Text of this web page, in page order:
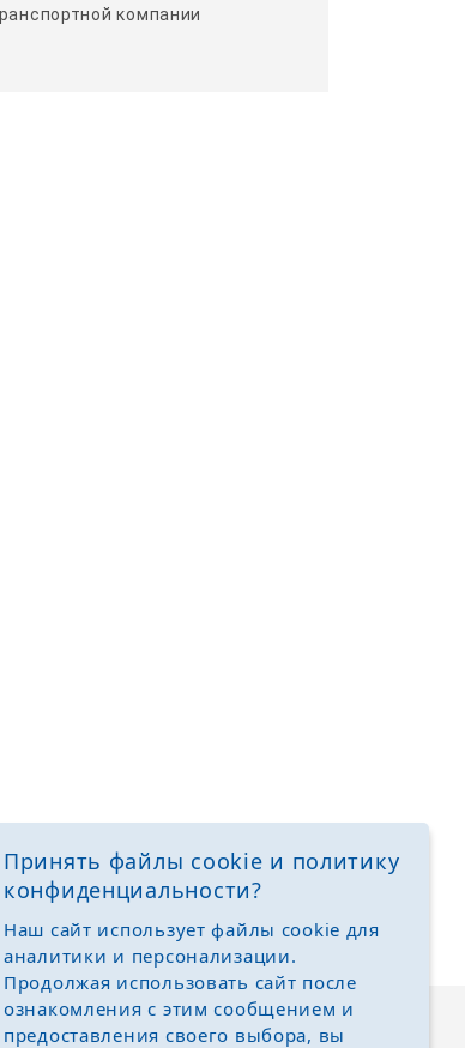
компании
Принять файлы cookie и политику
конфиденциальности?
Наш сайт использует файлы cookie для
аналитики и персонализации.
Продолжая использовать сайт после
ознакомления с этим сообщением и
предоставления своего выбора, вы